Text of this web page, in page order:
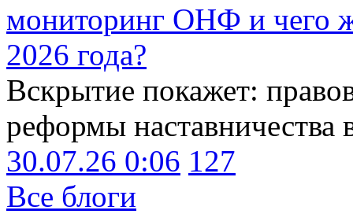
мониторинг ОНФ и чего
2026 года?
Вскрытие покажет:
реформы наставничества
30.07.26 0:06 127
Все блоги